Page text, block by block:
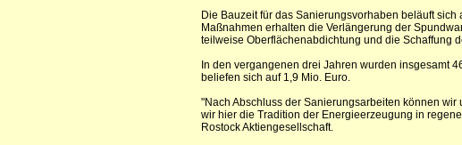
Die Bauzeit für das Sanierungsvorhaben beläuft
Maßnahmen erhalten die Verlängerung der
teilweise Oberflächenabdichtung und die Schaffung
In den vergangenen drei Jahren wurden insgesamt
beliefen sich auf 1,9 Mio. Euro.
"Nach Abschluss der Sanierungsarbeiten können
wir hier die Tradition der Energieerzeugung in
Rostock Aktiengesellschaft.